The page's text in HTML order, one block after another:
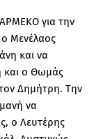
για την
Μενέλαος
και να
και ο Θωμάς
Δημήτρη. Την
να
ο Λευτέρης